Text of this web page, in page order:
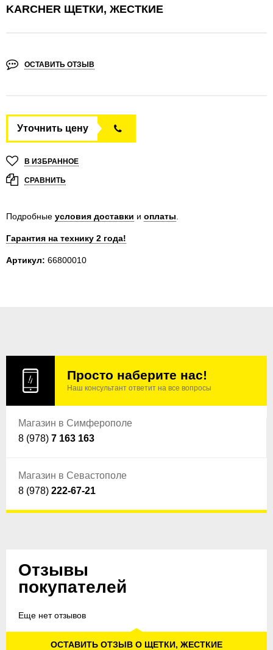
KARCHER ЩЕТКИ, ЖЕСТКИЕ
ОСТАВИТЬ ОТЗЫВ
Уточнить цену
В ИЗБРАННОЕ
СРАВНИТЬ
Подробные условия доставки и оплаты
Гарантия на технику 2 года!
Артикул: 66800010
Просто наберите нас!
Наш консультант ответит на все вопросы
Магазин в Симферополе
8 (978) 7 163 163
Магазин в Севастополе
8 (978) 222-67-21
Отзывы
покупателей
Еще нет отзывов
ОСТАВИТЬ ОТЗЫВ О ЩЕТКИ, ЖЕСТКИЕ